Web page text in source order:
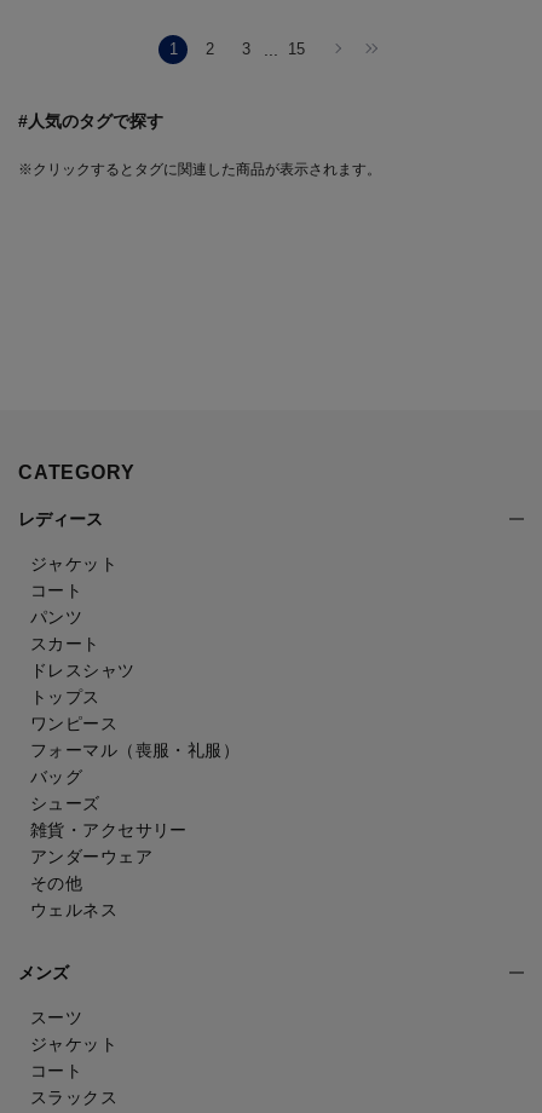
1 2 3 ... 15
#人気のタグで探す
※クリックするとタグに関連した商品が表示されます。
CATEGORY
レディース
ジャケット
コート
パンツ
スカート
ドレスシャツ
トップス
ワンピース
フォーマル（喪服・礼服）
バッグ
シューズ
雑貨・アクセサリー
アンダーウェア
その他
ウェルネス
メンズ
スーツ
ジャケット
コート
スラックス